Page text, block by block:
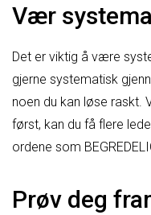
Vær
Det er viktig å være
gjerne systematisk
noen du kan løse raskt.
først, kan du få flere
ordene som
Prøv deg